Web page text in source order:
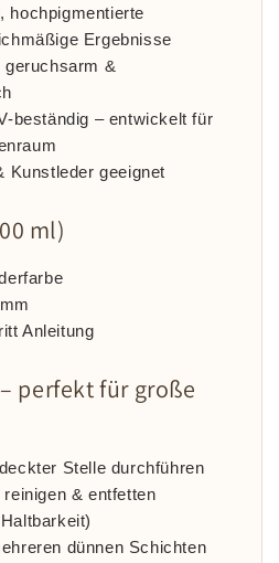
hochpigmentierte
Ergebnisse
&
beständig – entwickelt für
Kunstleder geeignet
ml)
Anleitung
perfekt für große
Stelle durchführen
reinigen & entfetten
dünnen Schichten